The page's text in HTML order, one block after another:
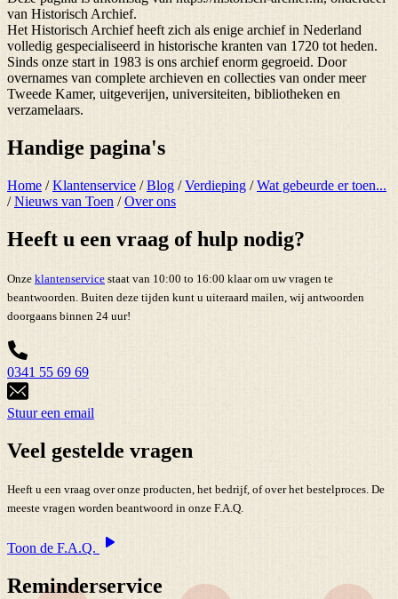
van Historisch Archief.
Het Historisch Archief heeft zich als enige archief in Nederland
volledig gespecialiseerd in historische kranten van 1720 tot heden.
Sinds onze start in 1983 is ons archief enorm gegroeid. Door
overnames van complete archieven en collecties van onder meer
Tweede Kamer, uitgeverijen, universiteiten, bibliotheken en
verzamelaars.
Handige pagina's
Home /Klantenservice /Blog /Verdieping /Wat gebeurde er toen...
/Nieuws van Toen /Over ons
Heeft u een vraag of hulp nodig?
Onze klantenservice staat van 10:00 to 16:00 klaar om uw vragen te
beantwoorden. Buiten deze tijden kunt u uiteraard mailen, wij antwoorden
doorgaans binnen 24 uur!
0341 55 69 69
Stuur een email
Veel gestelde vragen
Heeft u een vraag over onze producten, het bedrijf, of over het bestelproces. De
meeste vragen worden beantwoord in onze F.A.Q.
Toon de F.A.Q.
Reminderservice